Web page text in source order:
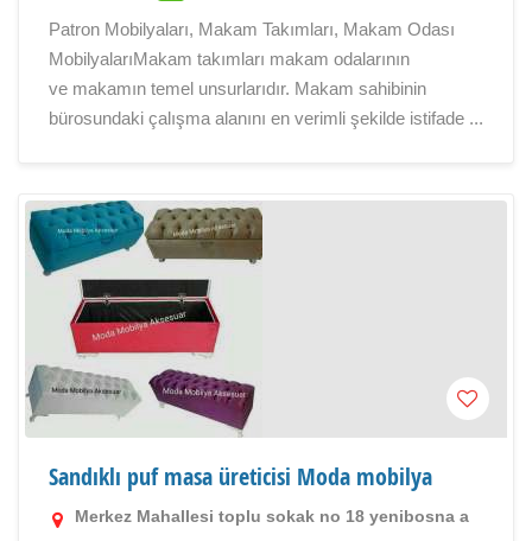
Patron Mobilyaları, Makam Takımları, Makam Odası
MobilyalarıMakam takımları makam odalarının
ve makamın temel unsurlarıdır. Makam sahibinin
bürosundaki çalışma alanını en verimli şekilde istifade ...
Sandıklı puf masa üreticisi Moda mobilya
Merkez Mahallesi toplu sokak no 18 yenibosna a